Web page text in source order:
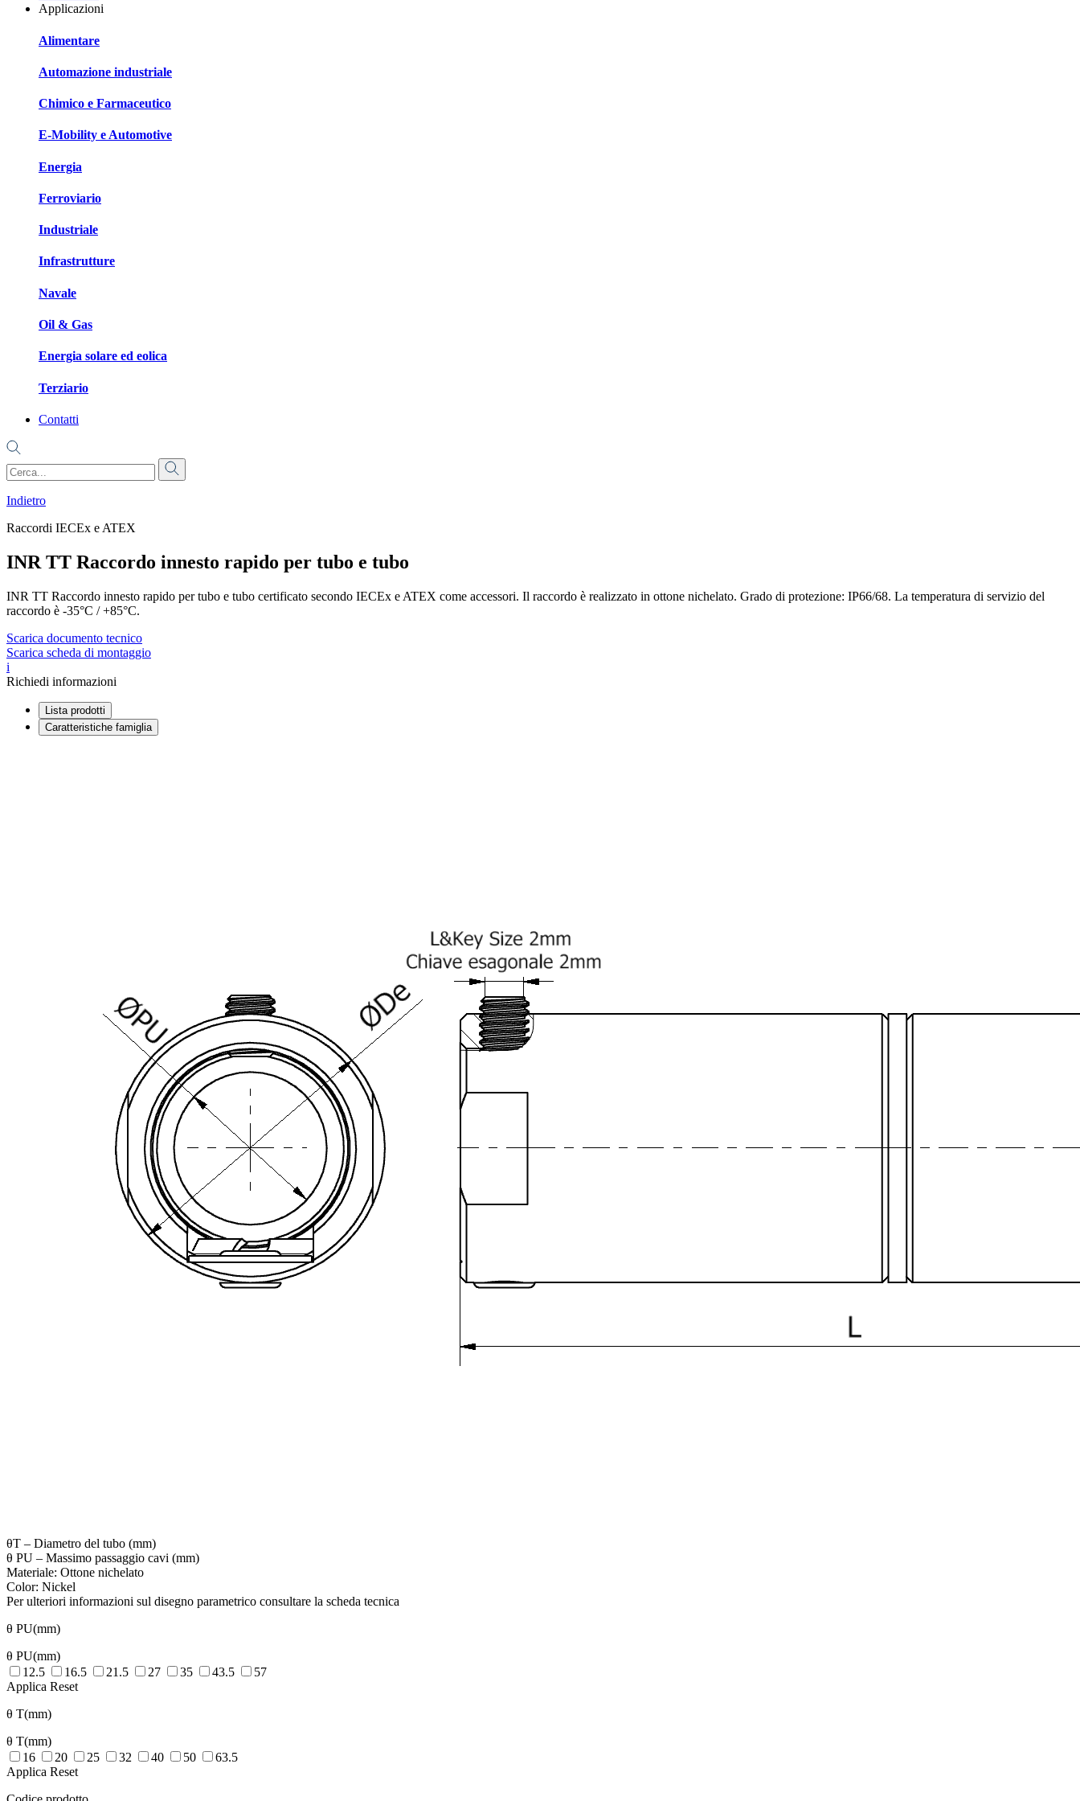
Applicazioni
Alimentare
Automazione industriale
Chimico e Farmaceutico
E-Mobility e Automotive
Energia
Ferroviario
Industriale
Infrastrutture
Navale
Oil & Gas
Energia solare ed eolica
Terziario
Contatti
Indietro
Raccordi IECEx e ATEX
INR TT Raccordo innesto rapido per tubo e tubo
INR TT Raccordo innesto rapido per tubo e tubo certificato secondo IECEx e ATEX come accessori. Il raccordo è realizzato in ottone nichelato. Grado di protezione: IP66/68. La temperatura di servizio del
raccordo è -35°C / +85°C.
Scarica documento tecnico
Scarica scheda di montaggio
i
Richiedi informazioni
Lista prodotti
Caratteristiche famiglia
θT – Diametro del tubo (mm)
θ PU – Massimo passaggio cavi (mm)
Materiale: Ottone nichelato
Color: Nickel
Per ulteriori informazioni sul disegno parametrico consultare la scheda tecnica
θ PU(mm)
θ PU(mm)
12.5
16.5 21.5 27 35 43.5
57
Applica Reset
θ T(mm)
θ T(mm)
16
20 25 32 40 50
63.5
Applica Reset